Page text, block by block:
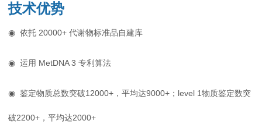
技术优势
◉ 依托 20000+ 代谢物标准品自建库
◉ 运用 MetDNA 3 专利算法
◉ 鉴定物质总数突破12000+，平均达9000+；level 1物质鉴定数突
破2200+，平均达2000+